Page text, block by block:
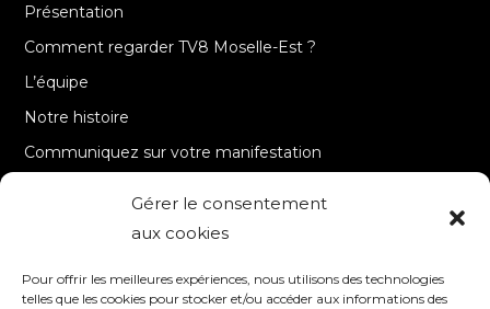
Gérer le consentement
aux cookies
Pour offrir les meilleures expériences, nous utilisons des technologies
telles que les cookies pour stocker et/ou accéder aux informations des
Présentation
Comment regarder TV8 Moselle-Est ?
L’équipe
Notre histoire
Communiquez sur votre manifestation
Contact